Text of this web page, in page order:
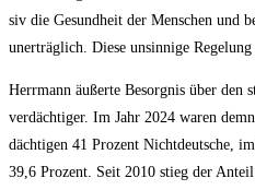
siv die Gesund­heit der Men­schen und
uner­träg­lich. Die­se unsin­ni­ge
Herr­mann äußer­te Besorg­nis über den
ver­däch­ti­ger. Im Jahr 2024 waren
däch­ti­gen 41 Pro­zent Nicht­deut­sche,
39,6 Pro­zent. Seit 2010 stieg der